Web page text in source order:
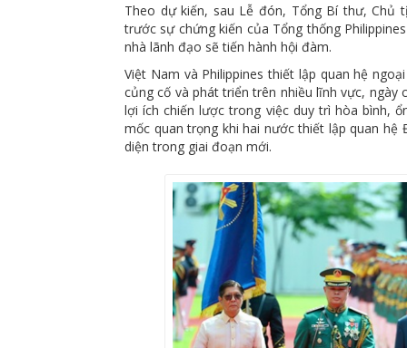
Theo dự kiến, sau Lễ đón, Tổng Bí thư,
trước sự chứng kiến của Tổng thống
nhà lãnh đạo sẽ tiến hành hội đàm.
Việt Nam và Philippines thiết lập quan hệ
củng cố và phát triển trên nhiều lĩnh vực, ngày
lợi ích chiến lược trong việc duy trì hòa bình,
mốc quan trọng khi hai nước thiết lập quan
diện trong giai đoạn mới.